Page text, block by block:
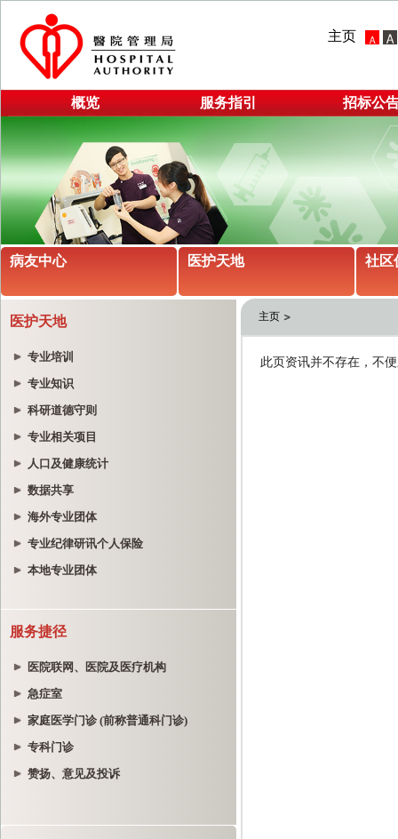
主页
概览 服务指引 招标公
病友中心 医护天地 社区
医护天地
专业培训
专业知识
科研道德守则
专业相关项目
人口及健康统计
数据共享
海外专业团体
专业纪律研讯个人保险
本地专业团体
服务捷径
医院联网、医院及医疗机构
急症室
家庭医学门诊 (前称普通科门诊)
专科门诊
赞扬、意见及投诉
主页